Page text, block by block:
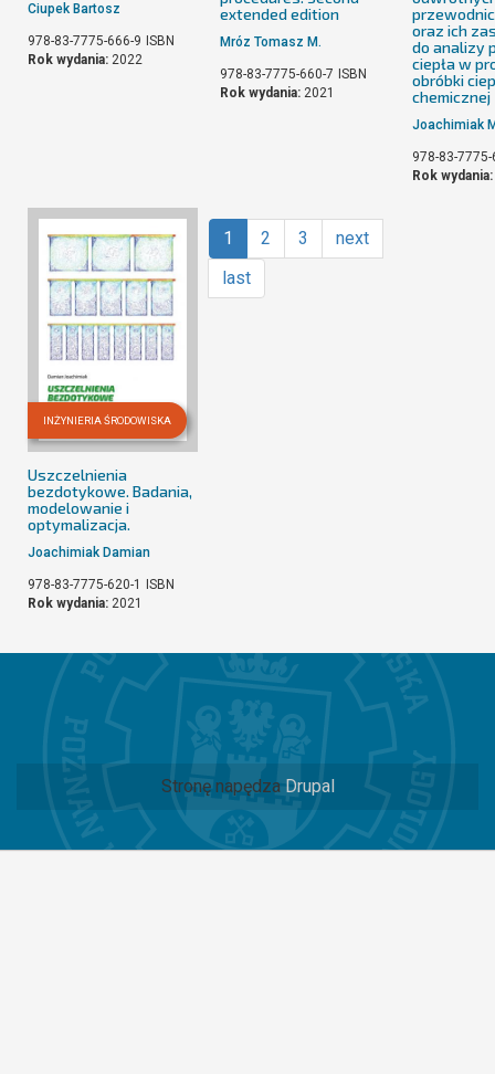
Ciupek Bartosz
978-83-7775-666-9 ISBN
Rok wydania: 2022
extended edition
Mróz Tomasz M.
978-83-7775-660-7 ISBN
Rok wydania: 2021
oraz ich
do analizy
ciepła w
obróbki
chemicznej
Joachimiak
978-83-
Rok wydania:
INŻYNIERIA ŚRODOWISKA
Uszczelnienia
bezdotykowe. Badania,
modelowanie i
optymalizacja.
Joachimiak Damian
978-83-7775-620-1
ISBN
Rok wydania: 2021
1 2 3
next
last
Stronę napędza Drupal